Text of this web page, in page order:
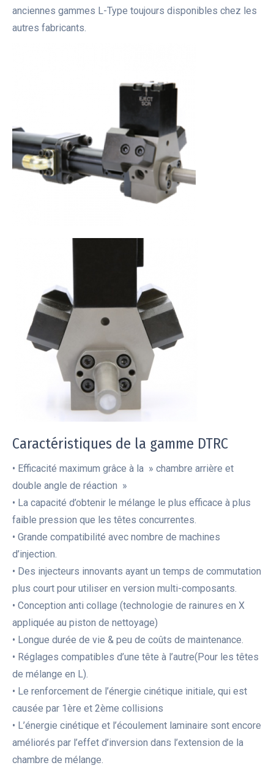
anciennes gammes L-Type toujours disponibles chez les
autres fabricants.
Caractéristiques de la gamme DTRC
• Efficacité maximum grâce à la » chambre arrière et
double angle de réaction »
• La capacité d’obtenir le mélange le plus efficace à plus
faible pression que les têtes concurrentes.
• Grande compatibilité avec nombre de machines
d’injection.
• Des injecteurs innovants ayant un temps de commutation
plus court pour utiliser en version multi-composants.
• Conception anti collage (technologie de rainures en X
appliquée au piston de nettoyage)
• Longue durée de vie & peu de coûts de maintenance.
• Réglages compatibles d’une tête à l’autre(Pour les têtes
de mélange en L).
• Le renforcement de l’énergie cinétique initiale, qui est
causée par 1ère et 2ème collisions
• L’énergie cinétique et l’écoulement laminaire sont encore
améliorés par l’effet d’inversion dans l’extension de la
chambre de mélange.